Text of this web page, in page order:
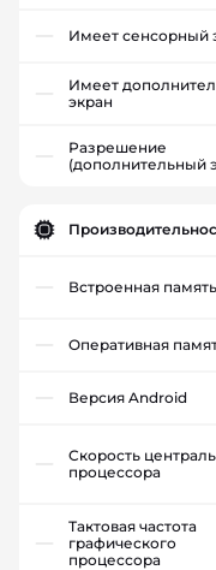
Имеет сенсорный
Имеет
экран
Разрешение
(дополнительный
Встроенная память
Оперативная
Версия Android
Скорость
процессора
Тактовая частота
графического
процессора